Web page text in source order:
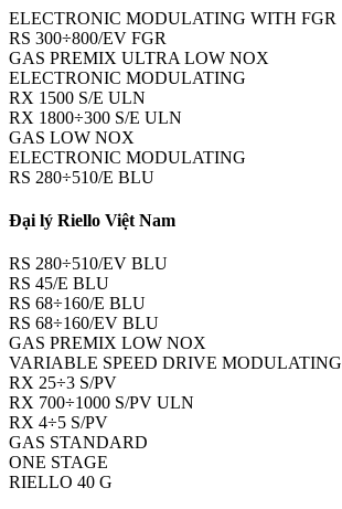
ELECTRONIC MODULATING WITH FGR
RS 300÷800/EV FGR
GAS PREMIX ULTRA LOW NOX
ELECTRONIC MODULATING
RX 1500 S/E ULN
RX 1800÷300 S/E ULN
GAS LOW NOX
ELECTRONIC MODULATING
RS 280÷510/E BLU
Đại lý Riello Việt Nam
RS 280÷510/EV BLU
RS 45/E BLU
RS 68÷160/E BLU
RS 68÷160/EV BLU
GAS PREMIX LOW NOX
VARIABLE SPEED DRIVE MODULATING
RX 25÷3 S/PV
RX 700÷1000 S/PV ULN
RX 4÷5 S/PV
GAS STANDARD
ONE STAGE
RIELLO 40 G